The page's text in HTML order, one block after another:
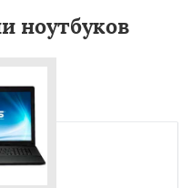
ноутбуков